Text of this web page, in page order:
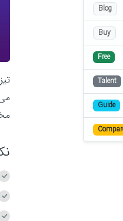
Blog
Buy
Free
Talent
Guide